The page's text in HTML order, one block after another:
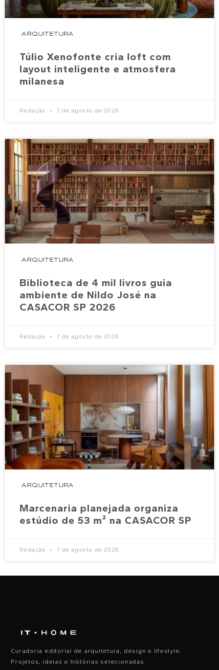
ARQUITETURA
Túlio Xenofonte cria loft com
layout inteligente e atmosfera
milanesa
Redação 7 de agosto de 2026
ARQUITETURA
Biblioteca de 4 mil livros guia
ambiente de Nildo José na
CASACOR SP 2026
Redação 7 de agosto de 2026
ARQUITETURA
Marcenaria planejada organiza
estúdio de 53 m² na CASACOR SP
Redação 7 de agosto de 2026
Curadoria editorial de arquitetura, design e lifestyle.
Projetos, ideias e histórias selecionadas.